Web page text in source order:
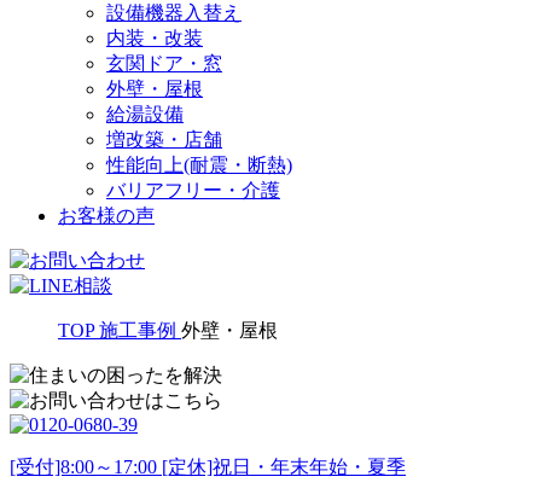
設備機器入替え
内装・改装
玄関ドア・窓
外壁・屋根
給湯設備
増改築・店舗
性能向上(耐震・断熱)
バリアフリー・介護
お客様の声
TOP 施工事例 外壁・屋根
[受付]8:00～17:00 [定休]祝日・年末年始・夏季